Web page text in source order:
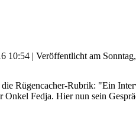
10:54 | Veröffentlicht am
die Rügencacher-Rubrik: "Ein
Onkel Fedja. Hier nun sein